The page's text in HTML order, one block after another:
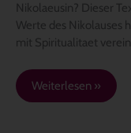
Nikolaeusin? Dieser
Werte des Nikolauses
mit Spiritualitaet
Weiterlesen »